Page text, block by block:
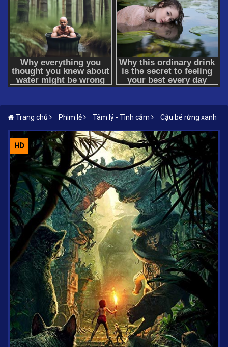
Trang chủ Phim lẻ Tâm lý - Tình cảm Cậu bé rừng xanh
HD